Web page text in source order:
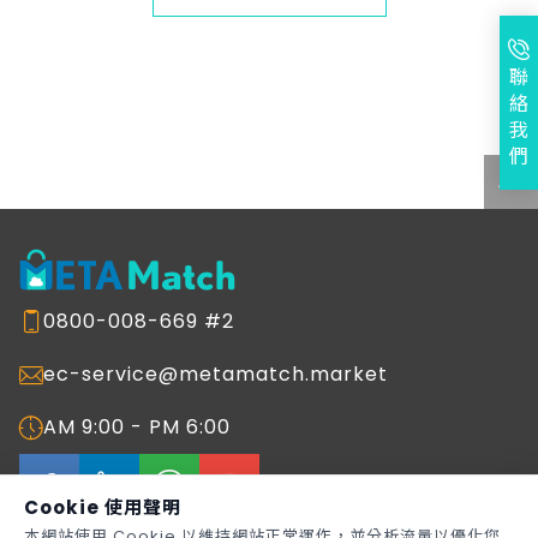
聯
絡
我
們
0800-008-669 #2
ec-service@metamatch.market
AM 9:00 - PM 6:00
Cookie 使用聲明